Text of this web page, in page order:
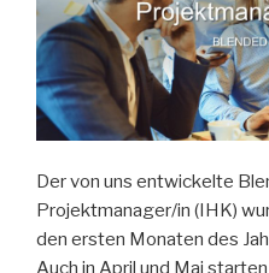
Der von uns entwickelte
Projektmanager/in (IHK)
den ersten Monaten des